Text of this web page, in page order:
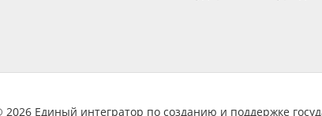
2026 Единый интегратор по созданию и поддержке